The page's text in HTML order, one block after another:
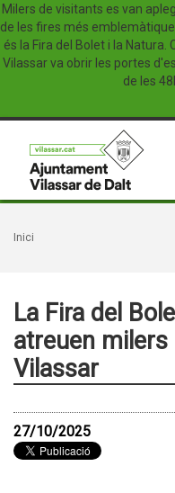
Milers de visitants es van
de les fires més
és la Fira del Bolet i la
Vilassar va obrir les portes
de les
Inici
La Fira del
atreuen milers
Vilassar
27/10/2025